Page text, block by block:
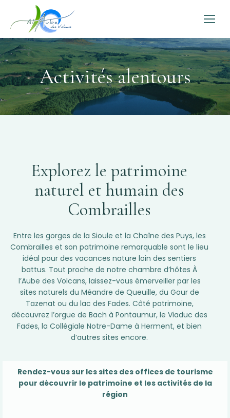
Activités alentours
Explorez le patrimoine
naturel et humain des
Combrailles
Entre les gorges de la Sioule et la Chaîne des Puys, les
Combrailles et son patrimoine remarquable sont le lieu
idéal pour des vacances nature loin des sentiers
battus. Tout proche de notre chambre d’hôtes À
l’Aube des Volcans, laissez-vous émerveiller par les
sites naturels du Méandre de Queuille, du Gour de
Tazenat ou du lac des Fades. Côté patrimoine,
découvrez l’orgue de Bach à Pontaumur, le Viaduc des
Fades, la Collégiale Notre-Dame à Herment, et bien
d’autres sites encore.
Rendez-vous sur les sites des offices de tourisme
pour découvrir le patrimoine et les activités de la
région